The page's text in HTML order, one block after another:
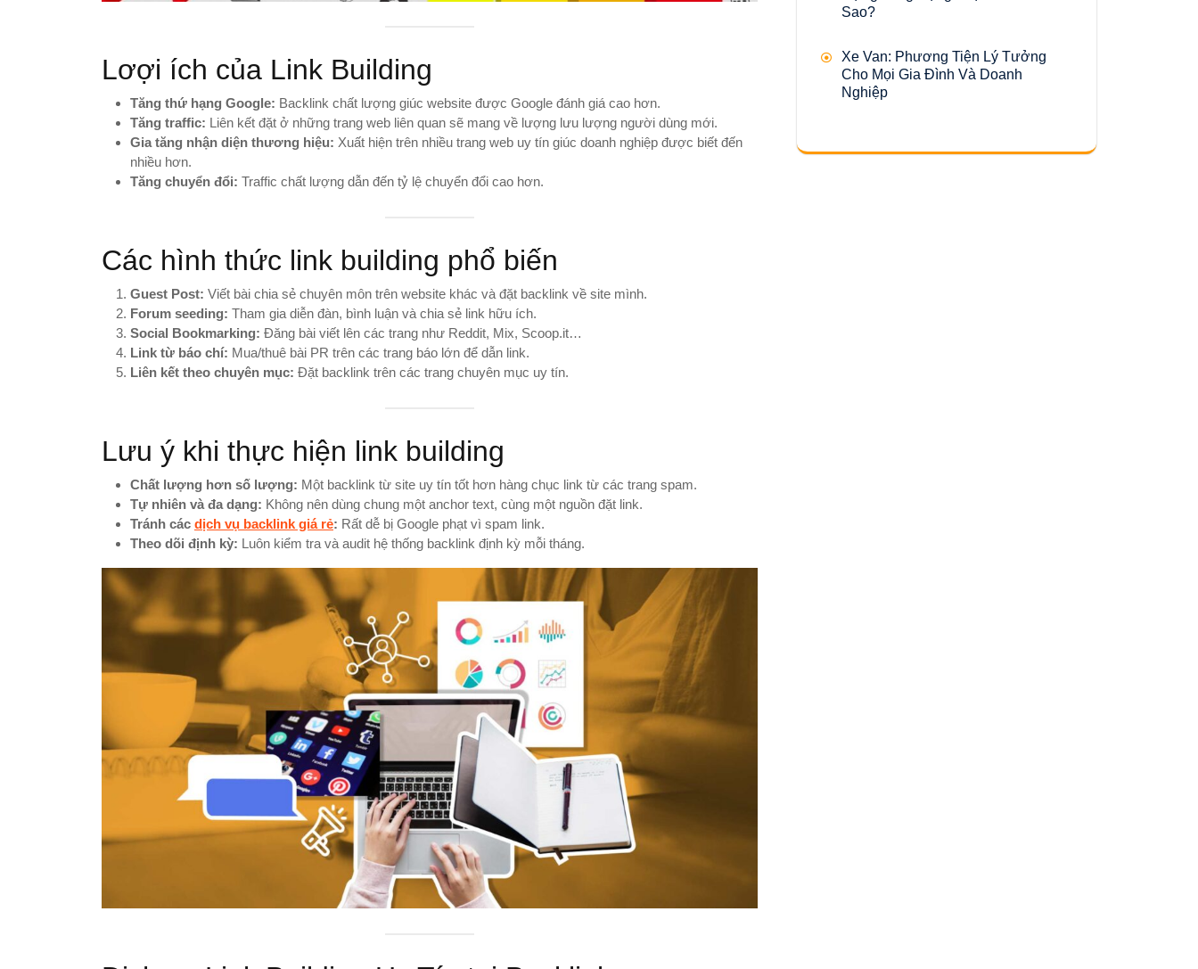
Lơợi ích của Link Building
Tăng thứ hạng Google: Backlink chất lượng giúc website được Google đánh giá cao hơn.
Tăng traffic: Liên kết đặt ở những trang web liên quan sẽ mang về lượng lưu lượng người dùng mới.
Gia tăng nhận diện thương hiệu: Xuất hiện trên nhiều trang web uy tín giúc doanh nghiệp được biết đến
nhiều hơn.
Tăng chuyển đổi: Traffic chất lượng dẫn đến tỷ lệ chuyển đổi cao hơn.
Các hình thức link building phổ biến
Guest Post: Viết bài chia sẻ chuyên môn trên website khác và đặt backlink về site mình.
Forum seeding: Tham gia diễn đàn, bình luận và chia sẻ link hữu ích.
Social Bookmarking: Đăng bài viết lên các trang như Reddit, Mix, Scoop.it…
Link từ báo chí: Mua/thuê bài PR trên các trang báo lớn để dẫn link.
Liên kết theo chuyên mục: Đặt backlink trên các trang chuyên mục uy tín.
Lưu ý khi thực hiện link building
Chất lượng hơn số lượng: Một backlink từ site uy tín tốt hơn hàng chục link từ các trang spam.
Tự nhiên và đa dạng: Không nên dùng chung một anchor text, cùng một nguồn đặt link.
Tránh các dịch vụ backlink giá rẻ: Rất dễ bị Google phạt vì spam link.
Theo dõi định kỳ: Luôn kiểm tra và audit hệ thống backlink định kỳ mỗi tháng.
Sao?
Xe Van: Phương Tiện Lý Tưởng
Cho Mọi Gia Đình Và Doanh
Nghiệp